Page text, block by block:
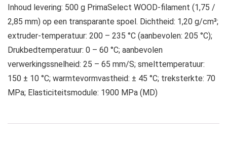
Inhoud levering: 500 g PrimaSelect WOOD-filament (1,75 /
2,85 mm) op een transparante spoel. Dichtheid: 1,20 g/cm³;
extruder-temperatuur: 200 – 235 °C (aanbevolen: 205 °C);
Drukbedtemperatuur: 0 – 60 °C; aanbevolen
verwerkingssnelheid: 25 – 65 mm/S; smelttemperatuur:
150 ± 10 °C; warmtevormvastheid: ± 45 °C; treksterkte: 70
MPa; Elasticiteitsmodule: 1900 MPa (MD)